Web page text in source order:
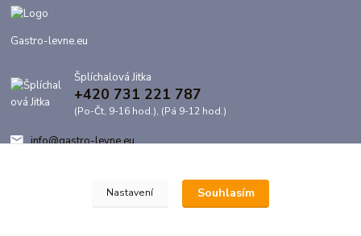
Gastro-levne.eu
Šplíchalová Jitka
+420 731 221 787
(Po-Čt, 9-16 hod.), (Pá 9-12 hod.)
info@gastro-levne.eu
Nastavení Souhlasím